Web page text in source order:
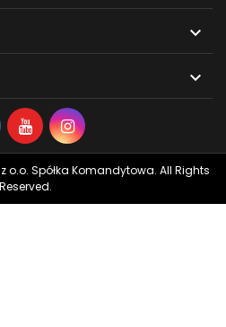


o.o. Spółka Komandytowa. All Rights
Reserved.